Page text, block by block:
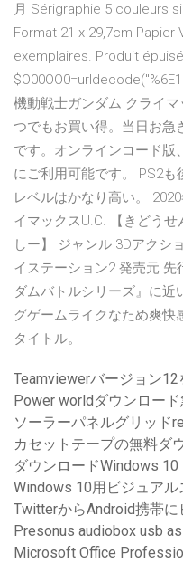
月 Sérigraphie 5 couleurs
Format 21 x 29,7cm Papier
exemplaires. Produit épuisé
機動戦士ガンダム クライ
つでもお買い得。当日お急
です。オンラインコード版
にご利用可能です。 PS2
レベルはかなり高い。
イマックスU.C. 【きどう
しー】 ジャンル 3Dアクシ
イステーション2 発売元 先
ダムバトルシリーズ』に近
グゲームライクなため爽快
タイトル。
Teamviewerバージョン
Power worldダウンロー
ソーラーパネルグリッド
カセットテープの無料ダ
ダウンロードWindows
Windows 10用ビジュア
TwitterからAndroid携帯
Presonus audiobox usb
Microsoft Office